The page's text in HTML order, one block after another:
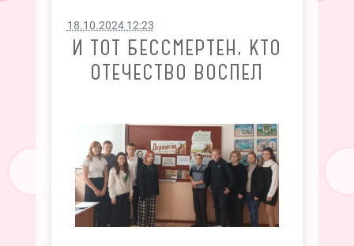
18.10.2024 12:23
И ТОТ БЕССМЕРТЕН, КТО
ОТЕЧЕСТВО ВОСПЕЛ